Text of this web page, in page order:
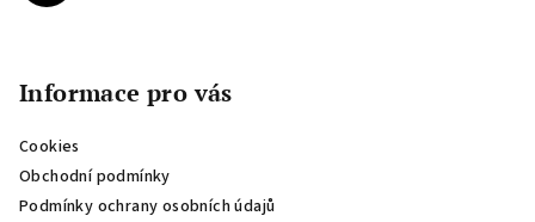
Informace pro vás
Cookies
Obchodní podmínky
Podmínky ochrany osobních údajů